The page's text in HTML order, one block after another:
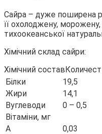
Сайра – дуже поширена
її охолоджену,
тихоокеанської
Хімічний склад сайри:
Хімічний
Білки
19,5
Жири
14,1
Вуглеводи
0 – 0,5
Вітаміни, мг
А
0,03